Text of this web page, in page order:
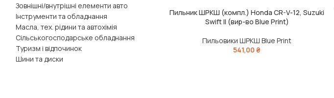
Зовнішні/внутрішні елементи авто
Інструменти та обладнання
Масла, тех. рідини та автохімія
Сільськогосподарське обладнання
Туризм і відпочинок
Шини та диски
ДОДАТИ В КОШИК
Пильник ШРКШ (компл.) Honda CR-V-12, Suzuki
Swift II (вир-во Blue Print)
Пильовики ШРКШ Blue Print
541,00₴